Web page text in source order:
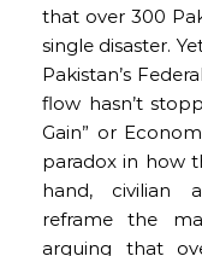
that over 300
single disaster.
Pakistan’s
flow hasn’t
Gain” or
paradox in how
hand, civilian
reframe the
arguing that